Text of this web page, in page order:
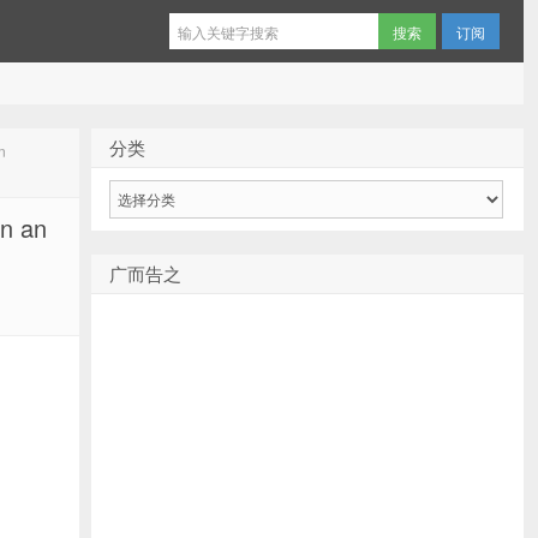
订阅
an
分类
广而告之